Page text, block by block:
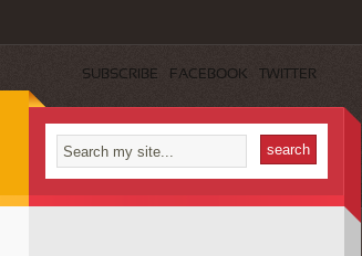
SUBSCRIBE FACEBOOK TWITTER